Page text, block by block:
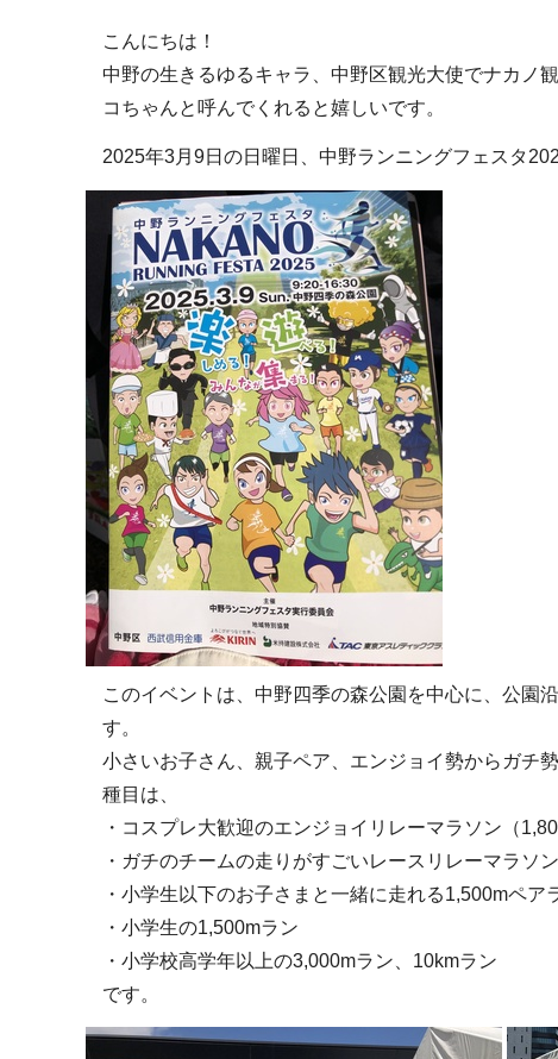
こんにちは！
中野の生きるゆるキャラ、中野区観光大使でナカノ
コちゃんと呼んでくれると嬉しいです。
2025年3月9日の日曜日、中野ランニングフェスタ
このイベントは、中野四季の森公園を中心に、公園
す。
小さいお子さん、親子ペア、エンジョイ勢からガチ
種目は、
・コスプレ大歓迎のエンジョイリレーマラソン（
・ガチのチームの走りがすごいレースリレーマラソ
・小学生以下のお子さまと一緒に走れる1,500mペア
・小学生の1,500mラン
・小学校高学年以上の3,000mラン、10kmラン
です。
ビ
ー
ら